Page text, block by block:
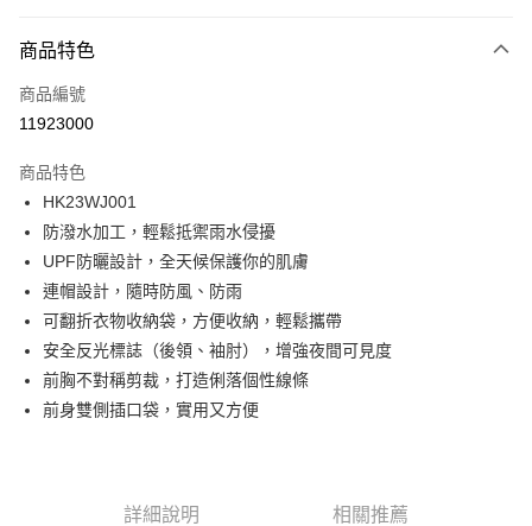
信用卡一次付款
LINE Pay
街口支付
悠遊付
ATM付款
運送方式
一般全家取貨
每筆NT$100
商品特色
商品編號
11923000
商品特色
HK23WJ001
防潑水加工，輕鬆抵禦雨水侵擾
UPF防曬設計，全天候保護你的肌膚
連帽設計，隨時防風、防雨
可翻折衣物收納袋，方便收納，輕鬆攜帶
安全反光標誌（後領、袖肘），增強夜間可見度
前胸不對稱剪裁，打造俐落個性線條
前身雙側插口袋，實用又方便
詳細說明 相關推薦